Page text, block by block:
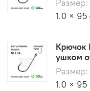
1.0 × 95
Крючок
ушком
1.0 × 95